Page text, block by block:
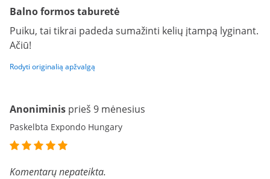
Balno formos taburetė
Puiku, tai tikrai padeda sumažinti kelių įtampą lyginant.
Ačiū!
Rodyti originalią apžvalgą
Anoniminis prieš 9 mėnesius
Paskelbta Expondo Hungary
Komentarų nepateikta.